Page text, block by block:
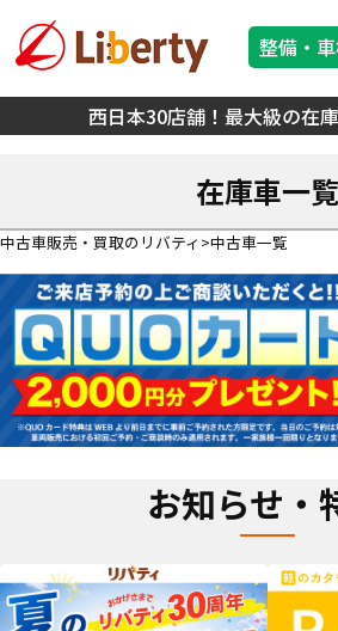
西日本30店舗！最大級の在
整備・
在庫車一覧
中古車販売・買取のリバティ 中古車一覧
お知らせ・